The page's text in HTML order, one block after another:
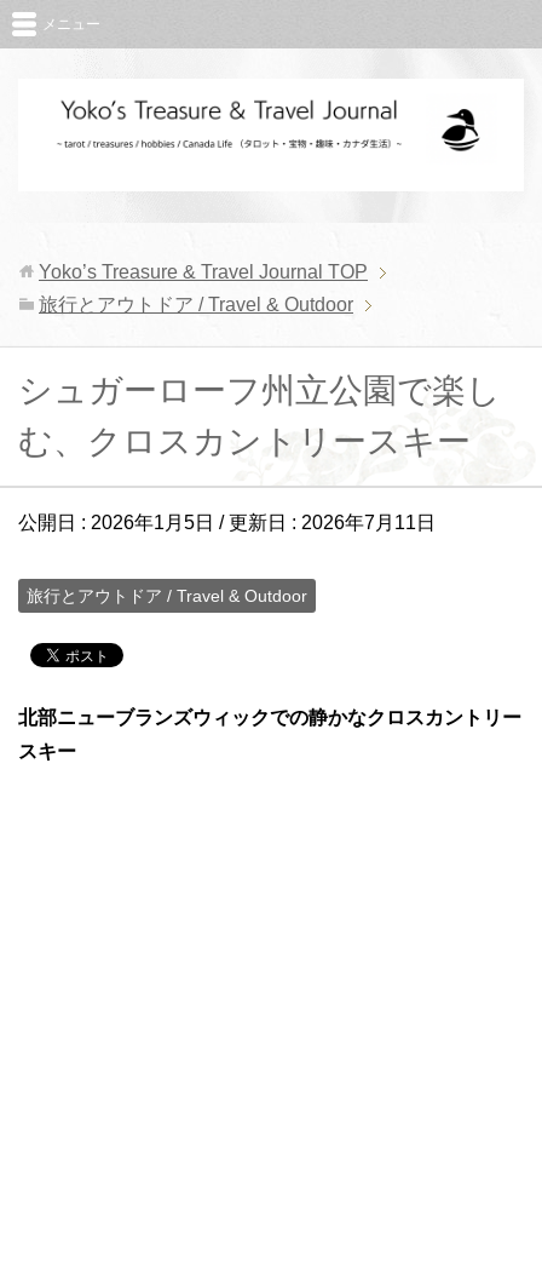
メニュー
Yoko’s Treasure & Travel Journal TOP
旅行とアウトドア / Travel & Outdoor
シュガーローフ州立公園で楽し
む、クロスカントリースキー
公開日 : 2026年1月5日 / 更新日 : 2026年7月11日
旅行とアウトドア / Travel & Outdoor
北部ニューブランズウィックでの静かなクロスカントリー
スキー